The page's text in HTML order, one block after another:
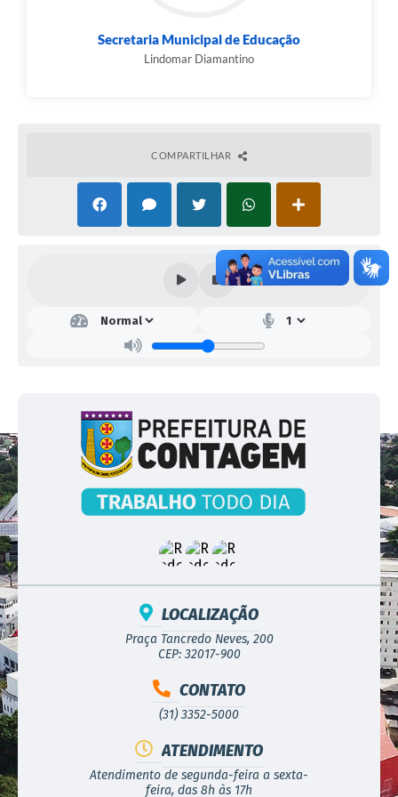
Secretaria Municipal de Educação
Lindomar Diamantino
COMPARTILHAR
LOCALIZAÇÃO
Praça Tancredo Neves, 200
CEP: 32017-900
CONTATO
(31) 3352-5000
ATENDIMENTO
Atendimento de segunda-feira a sexta-
feira, das 8h às 17h